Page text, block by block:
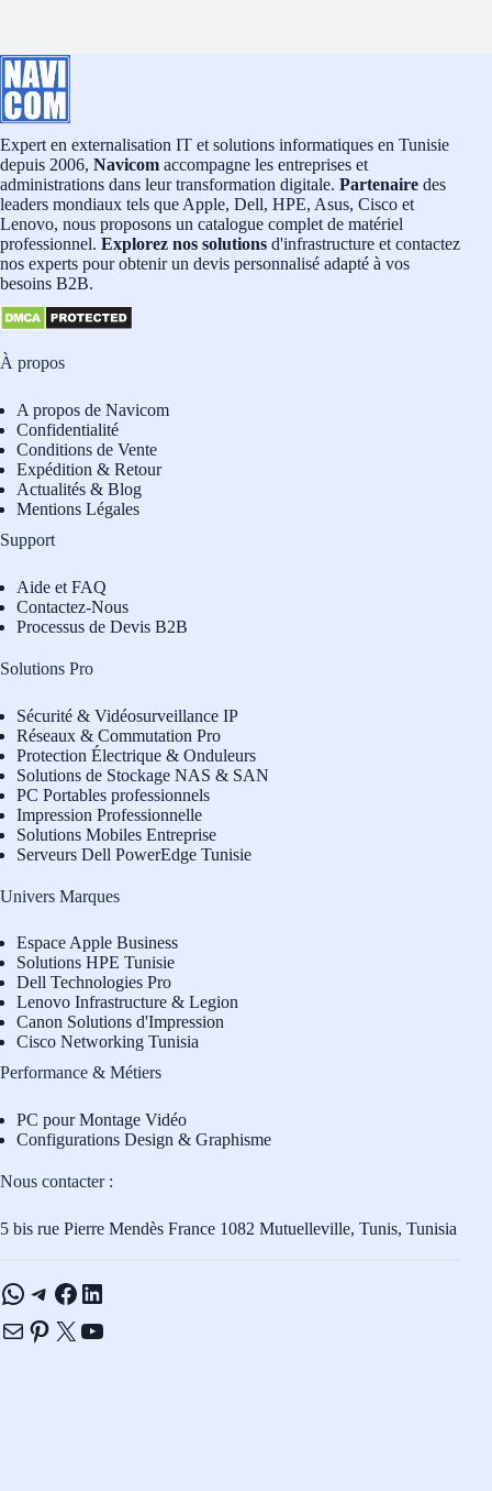
Expert en externalisation IT et solutions informatiques en Tunisie
depuis 2006, Navicom accompagne les entreprises et
administrations dans leur transformation digitale. Partenaire des
leaders mondiaux tels que Apple, Dell, HPE, Asus, Cisco et
Lenovo, nous proposons un catalogue complet de matériel
professionnel. Explorez nos solutions d'infrastructure et contactez
nos experts pour obtenir un devis personnalisé adapté à vos
besoins B2B.
À propos
A propos de Navicom
Confidentialité
Conditions de Vente
Expédition & Retour
Actualités & Blog
Mentions Légales
Support
Aide et FAQ
Contactez-Nous
Processus de Devis B2B
Solutions Pro
Sécurité & Vidéosurveillance IP
Réseaux & Commutation Pro
Protection Électrique & Onduleurs
Solutions de Stockage NAS & SAN
PC Portables professionnels
Impression Professionnelle
Solutions Mobiles Entreprise
Serveurs Dell PowerEdge Tunisie
Univers Marques
Espace Apple Business
Solutions HPE Tunisie
Dell Technologies Pro
Lenovo Infrastructure & Legion
Canon Solutions d'Impression
Cisco Networking Tunisia
Performance & Métiers
PC pour Montage Vidéo
Configurations Design & Graphisme
Nous contacter :
5 bis rue Pierre Mendès France 1082 Mutuelleville, Tunis, Tunisia
WhatsApp
Telegram
Facebook
LinkedIn
E-mailPinterest
X YouTube